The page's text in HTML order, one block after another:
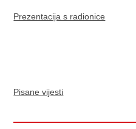
Prezentacija s radionice
Pisane vijesti